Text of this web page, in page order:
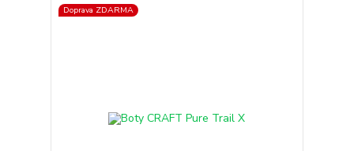
Doprava ZDARMA